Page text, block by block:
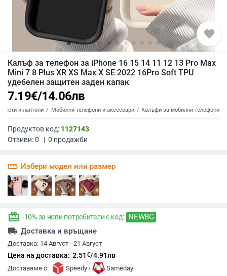
favorite
Калъф за телефон за iPhone 16 15 14 11 12 13 Pro Max
Mini 7 8 Plus XR XS Max X SE 2022 16Pro Soft TPU
удебелен защитен заден капак
7.19€/14.06лв
и лаптопи Мобилни телефони и аксесоари Калъфи за мобилни телефони
Продуктов код: 1127143
Отзиви:0 | 0 продажби
straighten Избери модел или размер
redeem -10% за нови потребители с код: NEWBG
local_shipping Доставка и връщане
Доставка: 14 Август - 21 Август
Цена на доставка: 2.51€/4.91лв
Доставяме с: Speedy ,
Sameday